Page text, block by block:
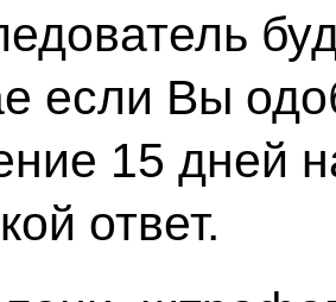
если Вы
15 дней
ответ.